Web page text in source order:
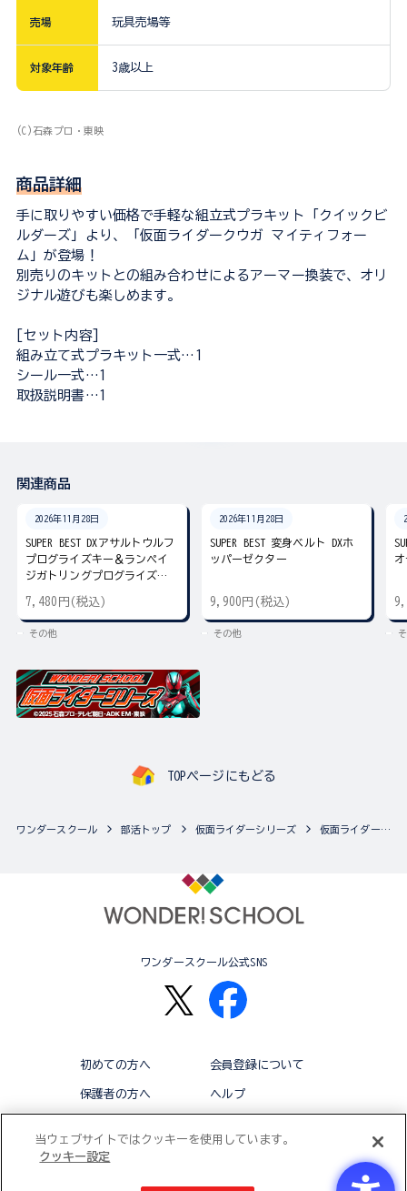
売場 玩具売場等
対象年齢 3歳以上
(C)石森プロ・東映
商品詳細
手に取りやすい価格で手軽な組立式プラキット「クイックビ
ルダーズ」より、「仮面ライダークウガ マイティフォー
ム」が登場！
別売りのキットとの組み合わせによるアーマー換装で、オリ
ジナル遊びも楽しめます。
[セット内容]
組み立て式プラキット一式…1
シール一式…1
取扱説明書…1
関連商品
2026年11月28日
SUPER BEST DXアサルトウルフ
プログライズキー＆ランペイ
ジガトリングプログライズキ
7,480円(税込)
その他
2026年11月28日
SUPER BEST 変身ベルト DXホ
ッパーゼクター
9,900円(税込)
その他
TOPページにもどる
ワンダースクール 部活トップ 仮面ライダーシリーズ 仮面ライダーシリーズの最新商品一覧
ワンダースクール公式SNS
初めての方へ 会員登録について
保護者の方へ ヘルプ
当ウェブサイトではクッキーを使用しています。
クッキー設定